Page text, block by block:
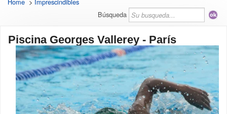
Búsqueda
Piscina Georges Vallerey - París